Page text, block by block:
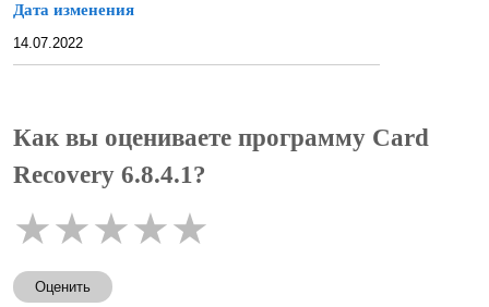
Дата изменения
14.07.2022
Как вы оцениваете программу Card
Recovery 6.8.4.1?
★★★★★
Оценить